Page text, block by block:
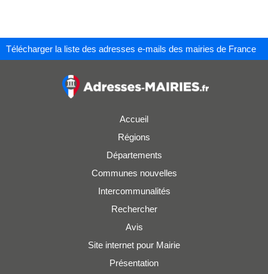
Télécharger la liste des adresses e-mails des mairies de France
Accueil
Régions
Départements
Communes nouvelles
Intercommunalités
Rechercher
Avis
Site internet pour Mairie
Présentation